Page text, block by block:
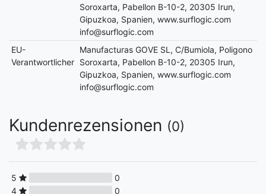
Soroxarta, Pabellon B-10-2, 20305 Irun,
Gipuzkoa, Spanien, www.surflogic.com
info@surflogic.com
EU-
Verantwortlicher
Manufacturas GOVE SL, C/Bumiola, Poligono
Soroxarta, Pabellon B-10-2, 20305 Irun,
Gipuzkoa, Spanien, www.surflogic.com
info@surflogic.com
Kundenrezensionen (0)
5
0
4
0